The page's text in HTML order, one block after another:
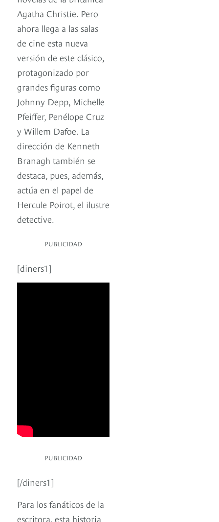
Agatha Christie. Pero
ahora llega a las salas
de cine esta nueva
versión de este clásico,
protagonizado por
grandes figuras como
Johnny Depp, Michelle
Pfeiffer, Penélope Cruz
y Willem Dafoe. La
dirección de Kenneth
Branagh también se
destaca, pues, además,
actúa en el papel de
Hercule Poirot, el ilustre
detective.
PUBLICIDAD
[diners1]
PUBLICIDAD
[/diners1]
Para los fanáticos de la
escritora, esta historia